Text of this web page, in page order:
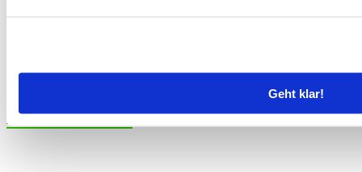
Geht klar!
Hier finden Sie uns